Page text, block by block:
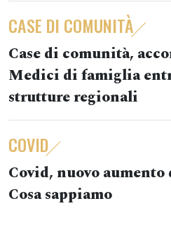
CASE DI COMUNITÀ
Case di comunità,
Medici di famiglia
strutture regionali
COVID
Covid, nuovo
Cosa sappiamo